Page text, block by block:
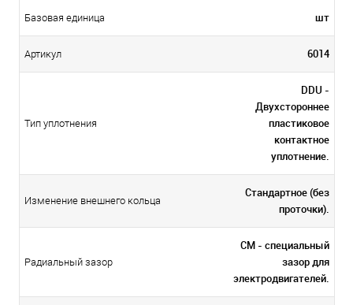
Базовая единица шт
Артикул 6014
Тип уплотнения
DDU -
Двухстороннее
пластиковое
контактное
уплотнение.
Изменение внешнего кольца
Стандартное (без
проточки).
Радиальный зазор
CM - специальный
зазор для
электродвигателей.